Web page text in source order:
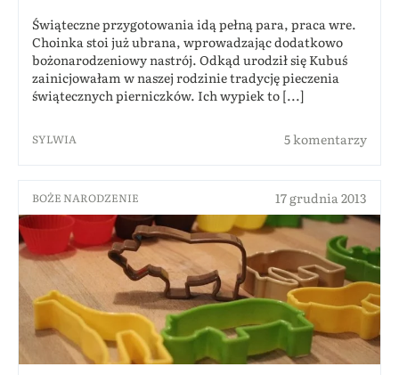
Świąteczne przygotowania idą pełną para, praca wre.
Choinka stoi już ubrana, wprowadzając dodatkowo
bożonarodzeniowy nastrój. Odkąd urodził się Kubuś
zainicjowałam w naszej rodzinie tradycję pieczenia
świątecznych pierniczków. Ich wypiek to [...]
SYLWIA 5 komentarzy
BOŻE NARODZENIE 17 grudnia 2013